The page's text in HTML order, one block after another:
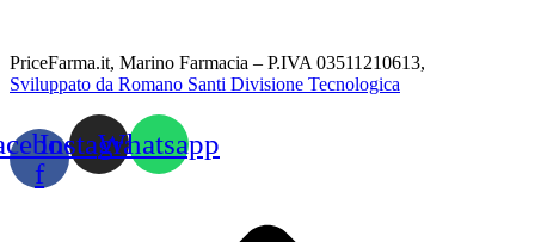
PriceFarma.it, Marino Farmacia – P.IVA 03511210613,
Sviluppato da Romano Santi Divisione Tecnologica
f
InstagramWhatsapp